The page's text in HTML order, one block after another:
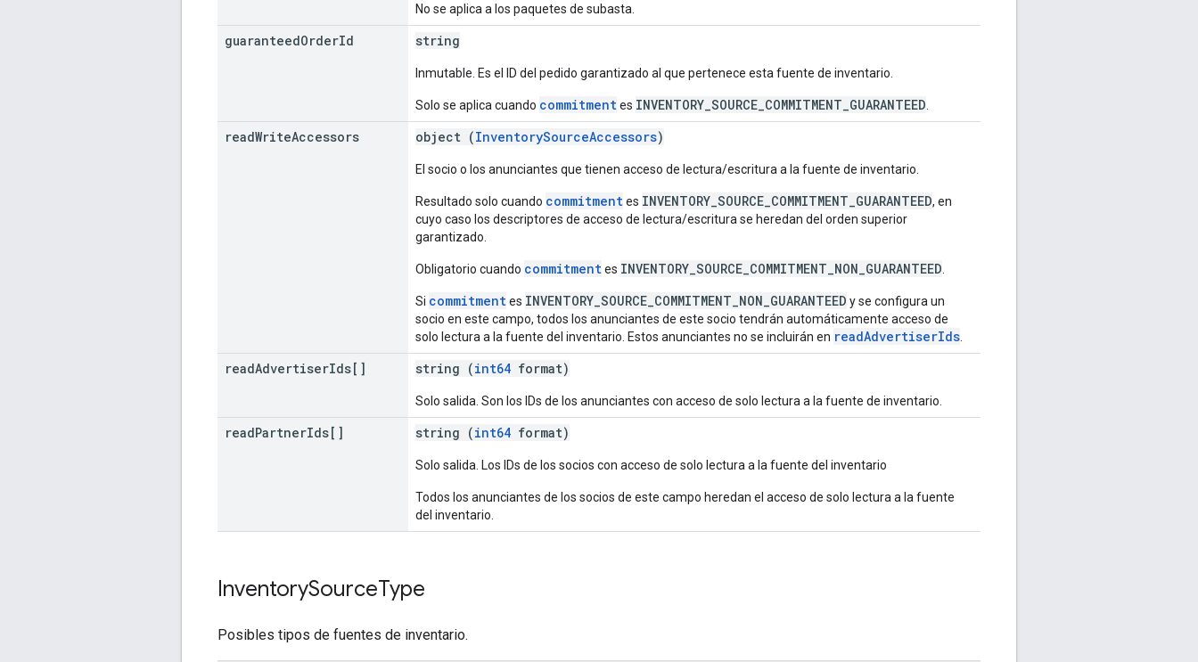
No se aplica a los paquetes de subasta.
guaranteedOrderId string
Inmutable. Es el ID del pedido garantizado al que pertenece esta fuente de inventario.
Solo se aplica cuando commitmentes INVENTORY_SOURCE_COMMITMENT_GUARANTEED
readWriteAccessors object (InventorySourceAccessors)
El socio o los anunciantes que tienen acceso de lectura/escritura a la fuente de inventario.
Resultado solo cuando commitmentes INVENTORY_SOURCE_COMMITMENT_GUARANTEED, en
cuyo caso los descriptores de acceso de lectura/escritura se heredan del orden superior
garantizado.
Obligatorio cuando commitmentes INVENTORY_SOURCE_COMMITMENT_NON_GUARANTEED
Si commitmentes INVENTORY_SOURCE_COMMITMENT_NON_GUARANTEED y se configura un
socio en este campo, todos los anunciantes de este socio tendrán automáticamente acceso de
solo lectura a la fuente del inventario. Estos anunciantes no se incluirán en readAdvertiserIds
readAdvertiserIds[] string (int64 format)
Solo salida. Son los IDs de los anunciantes con acceso de solo lectura a la fuente de inventario.
readPartnerIds[] string (int64 format)
Solo salida. Los IDs de los socios con acceso de solo lectura a la fuente del inventario
Todos los anunciantes de los socios de este campo heredan el acceso de solo lectura a la fuente
del inventario.
InventorySourceType
Posibles tipos de fuentes de inventario.